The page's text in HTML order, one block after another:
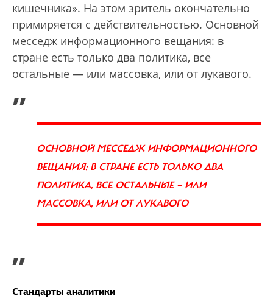
кишечника». На этом зритель окончательно
примиряется с действительностью. Основной
месседж информационного вещания: в
стране есть только два политика, все
остальные — или массовка, или от лукавого.
„
ОСНОВНОЙ МЕССЕДЖ ИНФОРМАЦИОННОГО
ВЕЩАНИЯ: В СТРАНЕ ЕСТЬ ТОЛЬКО ДВА
ПОЛИТИКА, ВСЕ ОСТАЛЬНЫЕ — ИЛИ
МАССОВКА, ИЛИ ОТ ЛУКАВОГО
”
Стандарты аналитики